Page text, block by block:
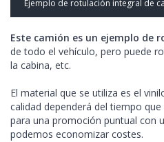
Ejemplo de rotulación integral de
Este camión es un ejemplo de
de todo el vehículo, pero puede
la cabina, etc.
El material que se utiliza es el
calidad dependerá del tiempo
para una promoción puntual con
podemos economizar costes.